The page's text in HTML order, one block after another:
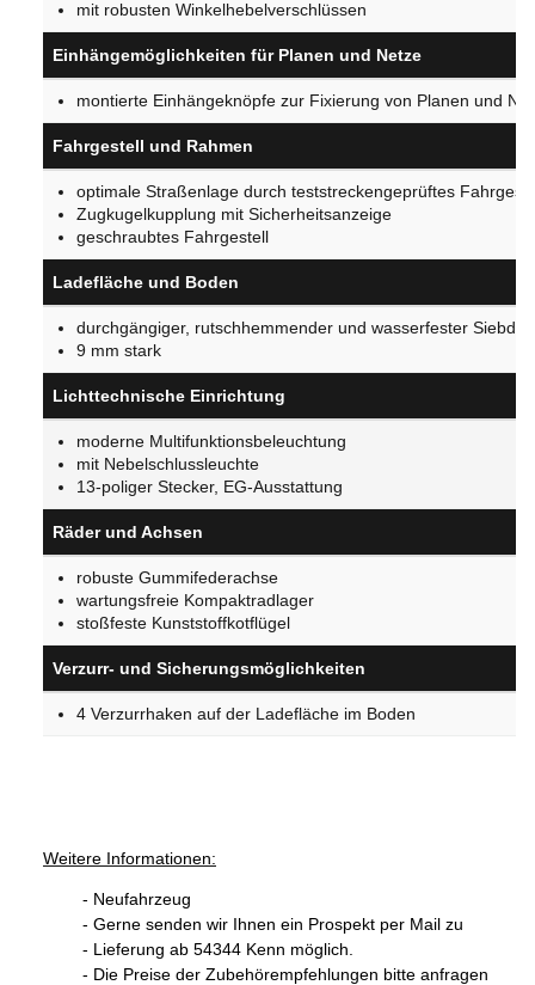
mit robusten Winkelhebelverschlüssen
Einhängemöglichkeiten für Planen und Netze
montierte Einhängeknöpfe zur Fixierung von Planen und
Fahrgestell und Rahmen
optimale Straßenlage durch teststreckengeprüftes
Zugkugelkupplung mit Sicherheitsanzeige
geschraubtes Fahrgestell
Ladefläche und Boden
durchgängiger, rutschhemmender und wasserfester
9 mm stark
Lichttechnische Einrichtung
moderne Multifunktionsbeleuchtung
mit Nebelschlussleuchte
13-poliger Stecker, EG-Ausstattung
Räder und Achsen
robuste Gummifederachse
wartungsfreie Kompaktradlager
stoßfeste Kunststoffkotflügel
Verzurr- und Sicherungsmöglichkeiten
4 Verzurrhaken auf der Ladefläche im Boden
Weitere Informationen:
- Neufahrzeug
- Gerne senden wir Ihnen ein Prospekt per Mail zu
- Lieferung ab 54344 Kenn möglich.
- Die Preise der Zubehörempfehlungen bitte anfragen